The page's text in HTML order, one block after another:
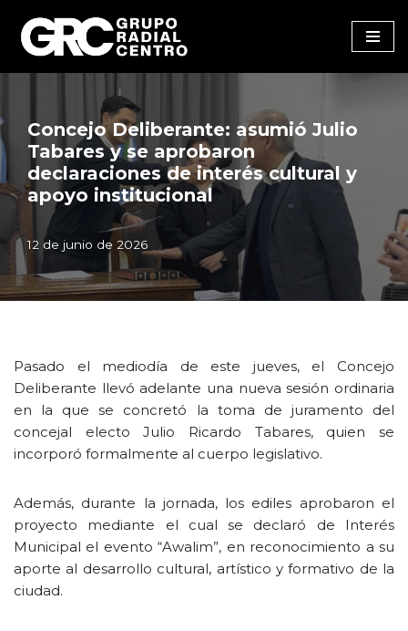
Saltar
al
Concejo Deliberante: asumió Julio
Tabares y se aprobaron
declaraciones de interés cultural y
apoyo institucional
12 de junio de 2026
Pasado el mediodía de este jueves, el Concejo
Deliberante llevó adelante una nueva sesión ordinaria
en la que se concretó la toma de juramento del
concejal electo Julio Ricardo Tabares, quien se
incorporó formalmente al cuerpo legislativo.
Además, durante la jornada, los ediles aprobaron el
proyecto mediante el cual se declaró de Interés
Municipal el evento “Awalim”, en reconocimiento a su
aporte al desarrollo cultural, artístico y formativo de la
ciudad.